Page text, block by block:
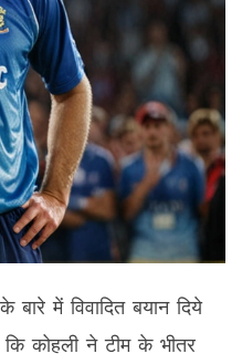
बारे में विवादित बयान दिये
कोहली ने टीम के भीतर